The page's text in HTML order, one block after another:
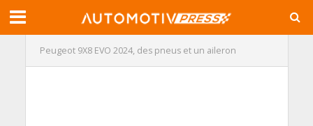
Peugeot 9X8 EVO 2024, des pneus et un aileron